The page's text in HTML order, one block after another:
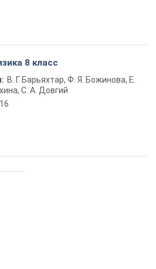
8 класс
В. Г. Барьяхтар, Ф. Я. Божинова, Е.
С. А. Довгий